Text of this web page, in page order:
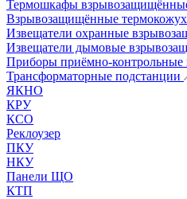
Термошкафы
Взрывозащищённые
Извещатели охранные
Извещатели дымовые
Приборы приёмно-
Трансформаторные подстанции
ЯКНО
КРУ
КСО
Реклоузер
ПКУ
НКУ
Панели ЩО
КТП